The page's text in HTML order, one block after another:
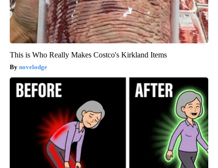
This is Who Really Makes Costco's Kirkland Items
novelodge